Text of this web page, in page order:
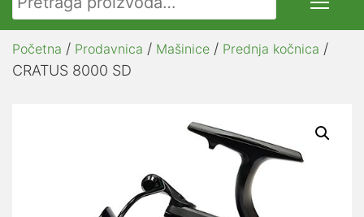
Početna / Prodavnica / Mašinice / Prednja kočnica /
CRATUS 8000 SD